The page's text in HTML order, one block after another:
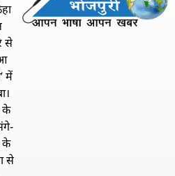
से
में
के
के
से